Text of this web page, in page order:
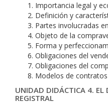
Importancia legal y
Definición y
Partes involucradas
Objeto de la
Forma y
Obligaciones del
Obligaciones del
Modelos de
UNIDAD DIDÁCTICA 4. EL
REGISTRAL